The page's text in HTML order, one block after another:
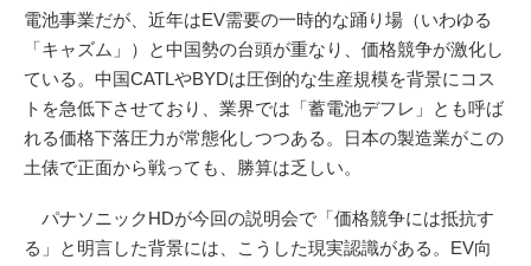
電池事業だが、近年はEV需要の一時的な踊り場（いわゆる
「キャズム」）と中国勢の台頭が重なり、価格競争が激化し
ている。中国CATLやBYDは圧倒的な生産規模を背景にコス
トを急低下させており、業界では「蓄電池デフレ」とも呼ば
れる価格下落圧力が常態化しつつある。日本の製造業がこの
土俵で正面から戦っても、勝算は乏しい。
パナソニックHDが今回の説明会で「価格競争には抵抗す
る」と明言した背景には、こうした現実認識がある。EV向